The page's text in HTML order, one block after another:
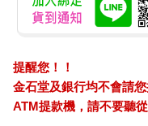
高貴的馬匹，而是曬衣架
家訂定的規則呼應歐威
●說出想說的話，而非
●使用正確字詞，不要
提醒您！！
金石堂及銀行均不會請
ATM提款機，請不要聽